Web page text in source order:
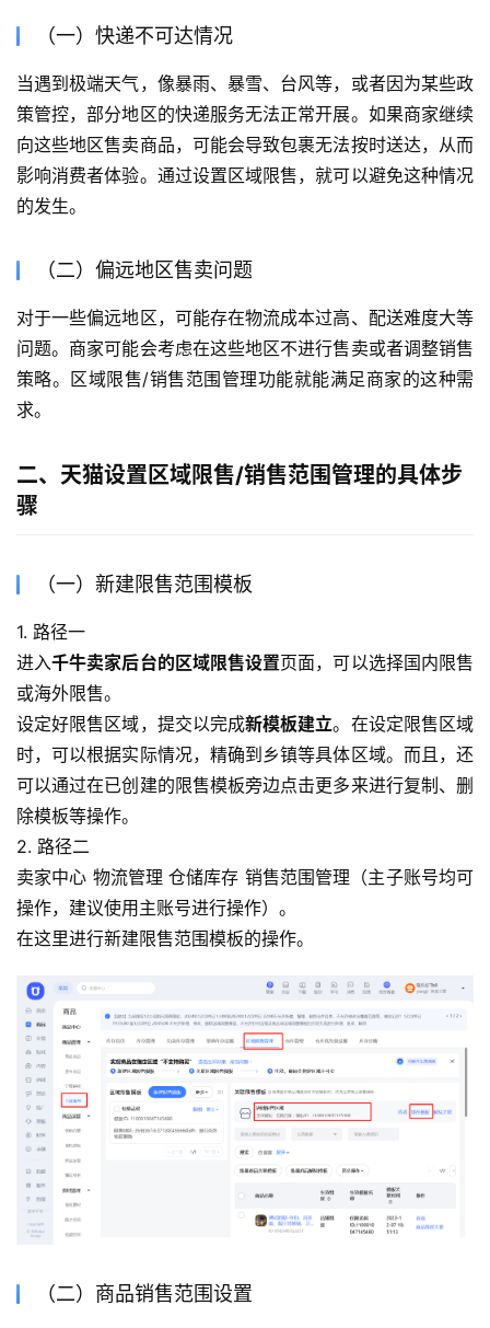
（一）快递不可达情况
当遇到极端天气，像暴雨、暴雪、台风等，或者因为某些政
策管控，部分地区的快递服务无法正常开展。如果商家继续
向这些地区售卖商品，可能会导致包裹无法按时送达，从而
影响消费者体验。通过设置区域限售，就可以避免这种情况
的发生。
（二）偏远地区售卖问题
对于一些偏远地区，可能存在物流成本过高、配送难度大等
问题。商家可能会考虑在这些地区不进行售卖或者调整销售
策略。区域限售/销售范围管理功能就能满足商家的这种需
求。
二、天猫设置区域限售/销售范围管理的具体步
骤
（一）新建限售范围模板
1. 路径一
进入千牛卖家后台的区域限售设置页面，可以选择国内限售
或海外限售。
设定好限售区域，提交以完成新模板建立。在设定限售区域
时，可以根据实际情况，精确到乡镇等具体区域。而且，还
可以通过在已创建的限售模板旁边点击更多来进行复制、删
除模板等操作。
2. 路径二
卖家中心 物流管理 仓储库存 销售范围管理（主子账号均可
操作，建议使用主账号进行操作）。
在这里进行新建限售范围模板的操作。
（二）商品销售范围设置